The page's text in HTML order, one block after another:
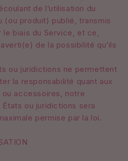
de l’utilisation du
(ou produit) publié, transmis
le biais du Service, et ce,
de la possibilité qu’ils
ou juridictions ne permettent
la responsabilité quant aux
accessoires, notre
ou juridictions sera
permise par la loi.